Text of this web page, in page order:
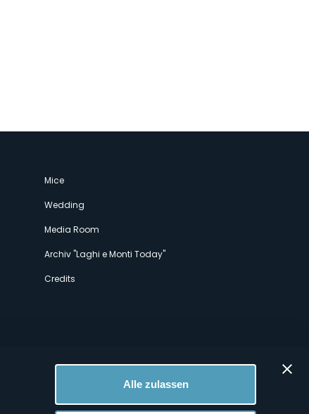
Alle zulassen
Mice
Wedding
Media Room
Archiv "Laghi e Monti Today"
Credits